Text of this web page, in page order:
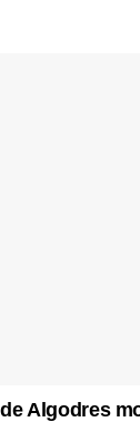
Algodres